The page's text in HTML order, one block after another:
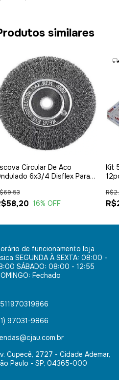
similares
Circular De Aco
6x3/4 Disflex Para
16% OFF
Kit
de funcionamento loja
SEGUNDA À SEXTA: 08:00 -
SÁBADO: 08:00 - 12:55
Fechado
97031-9866
Cupecê, 2727 - Cidade Ademar,
Paulo - SP, 04365-000